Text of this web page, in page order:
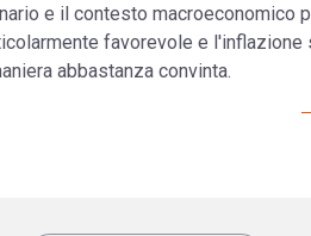
e il contesto macroeconomico
favorevole e l'inflazione
abbastanza convinta.